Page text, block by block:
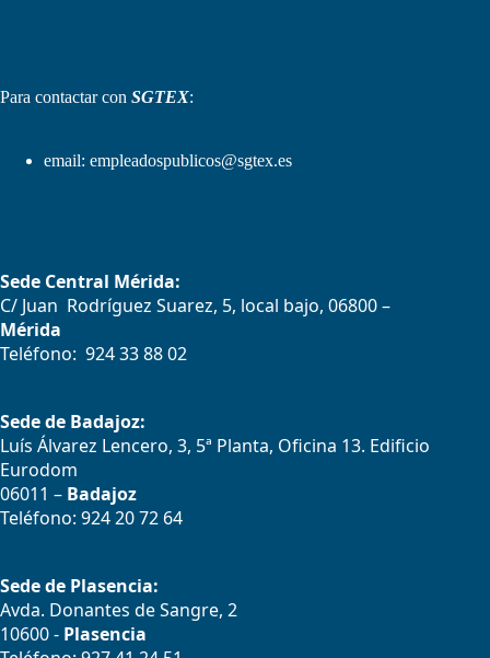
Para contactar con SGTEX:
email: empleadospublicos@sgtex.es
Sede Central Mérida:
C/ Juan Rodríguez Suarez, 5, local bajo, 06800 –
Mérida
Teléfono: 924 33 88 02
Sede de Badajoz:
Luís Álvarez Lencero, 3, 5ª Planta, Oficina 13. Edificio
Eurodom
06011 – Badajoz
Teléfono: 924 20 72 64
Sede de Plasencia:
Avda. Donantes de Sangre, 2
10600 - Plasencia